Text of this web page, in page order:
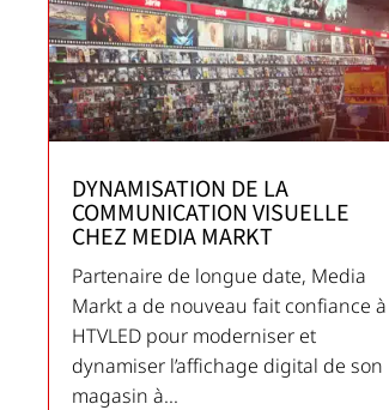
DYNAMISATION DE LA
COMMUNICATION VISUELLE
CHEZ MEDIA MARKT
Partenaire de longue date, Media
Markt a de nouveau fait confiance à
HTVLED pour moderniser et
dynamiser l’affichage digital de son
magasin à...